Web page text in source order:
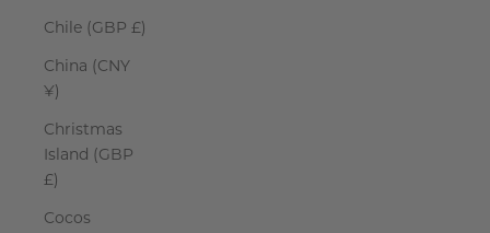
Chile (GBP £)
China (CNY
¥)
Christmas
Island (GBP
£)
Cocos